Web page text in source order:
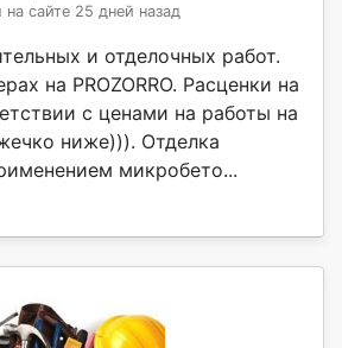
на сайте 25 дней назад
и отделочных работ.
на PROZORRO. Расценки на
с ценами на работы на
ниже))). Отделка
микробето...